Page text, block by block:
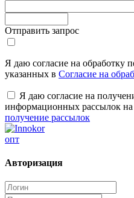
Отправить запрос
Я даю согласие на обработку
указанных в Согласие на
Я даю согласие на
информационных рассылок на
получение рассылок
опт
Авторизация